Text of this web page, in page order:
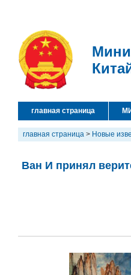
главная страница
главная страница > Новые
Ван И принял